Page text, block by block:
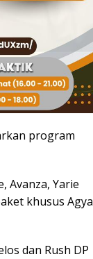
program
Avanza, Yarie
khusus Agya
dan Rush DP